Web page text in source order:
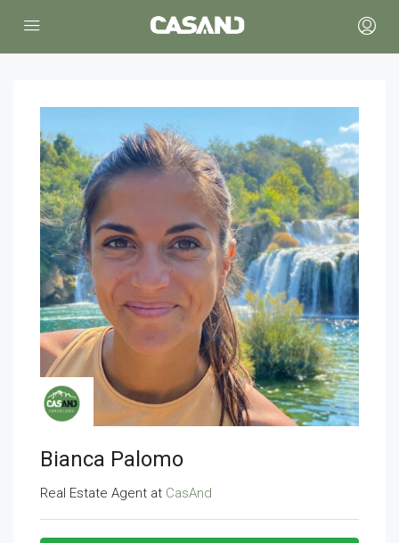
Bianca Palomo
Real Estate Agent at CasAnd